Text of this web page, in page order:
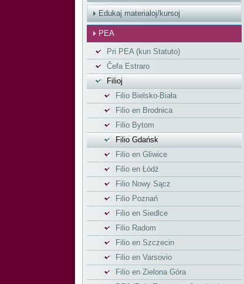
Edukaj materialoj/kursoj
PEA
Pri PEA (kun Statuto)
Ĉefa Estraro
Filioj
Filio Bielsko-Biała
Filio en Brodnica
Filio Bytom
Filio Gdańsk
Filio en Gliwice
Filio en Łódź
Filio Nowy Sącz
Filio Poznań
Filio en Siedlce
Filio Radom
Filio en Szczecin
Filio en Varsovio
Filio en Zielona Góra